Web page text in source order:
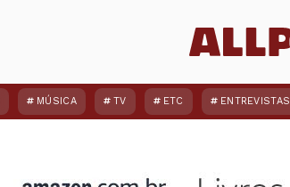
MÚSICA TV ETC ENTREVISTAS